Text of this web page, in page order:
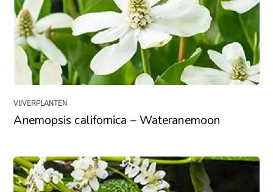
VIJVERPLANTEN
Anemopsis californica – Wateranemoon